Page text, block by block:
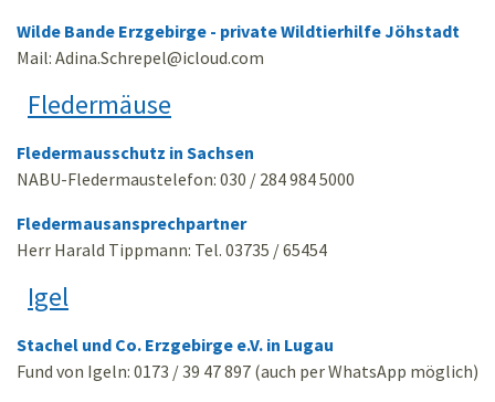
Wilde Bande Erzgebirge - private Wildtierhilfe Jöhstadt
Mail: Adina.Schrepel@icloud.com
Fledermäuse
Fledermausschutz in Sachsen
NABU-Fledermaustelefon: 030 / 284 984 5000
Fledermausansprechpartner
Herr Harald Tippmann: Tel. 03735 / 65454
Igel
Stachel und Co. Erzgebirge e.V. in Lugau
Fund von Igeln: 0173 / 39 47 897 (auch per WhatsApp möglich)